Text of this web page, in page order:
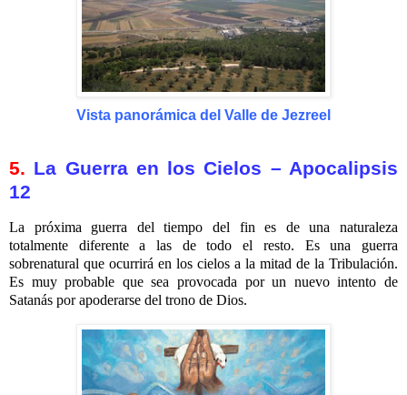
Vista panorámica del Valle de Jezreel
5. La Guerra en los Cielos – Apocalipsis
12
La próxima guerra del tiempo del fin es de una naturaleza
totalmente diferente a las de todo el resto. Es una guerra
sobrenatural que ocurrirá en los cielos a la mitad de la Tribulación.
Es muy probable que sea provocada por un nuevo intento de
Satanás por apoderarse del trono de Dios.